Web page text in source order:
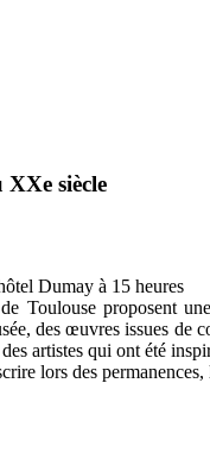
XXe siècle
Dumay à 15 heures
Toulouse proposent
des œuvres issues de
artistes qui ont été
lors des